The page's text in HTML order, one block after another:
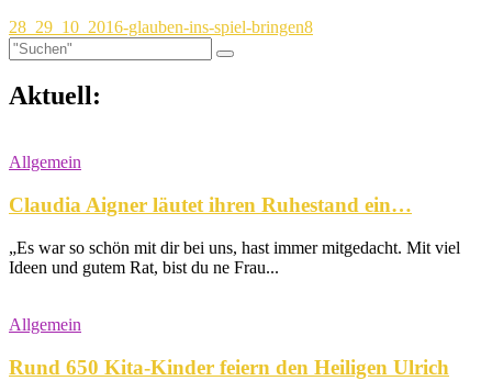
28_29_10_2016-glauben-ins-spiel-bringen8
Aktuell:
Allgemein
Claudia Aigner läutet ihren Ruhestand ein…
„Es war so schön mit dir bei uns, hast immer mitgedacht. Mit viel
Ideen und gutem Rat, bist du ne Frau...
Allgemein
Rund 650 Kita-Kinder feiern den Heiligen Ulrich